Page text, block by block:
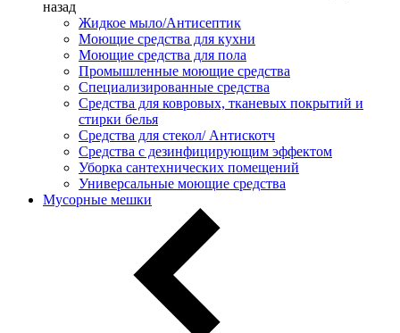
назад
Жидкое мыло/Антисептик
Моющие средства для кухни
Моющие средства для пола
Промышленные моющие средства
Специализированные средства
Средства для ковровых, тканевых покрытий и
стирки белья
Средства для стекол/ Антискотч
Средства с дезинфицирующим эффектом
Уборка сантехнических помещений
Универсальные моющие средства
Мусорные мешки